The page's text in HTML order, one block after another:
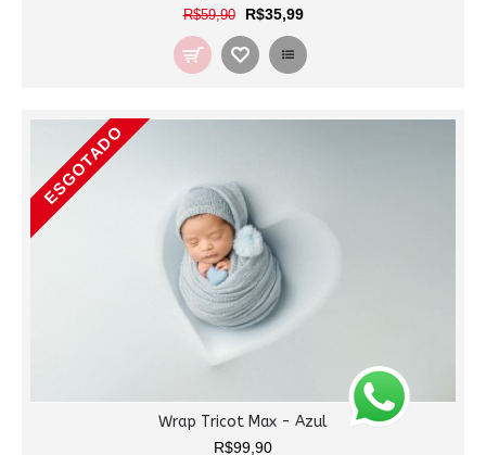
R$59,90 R$35,99
ESGOTADO
Wrap Tricot Max - Azul
R$99,90